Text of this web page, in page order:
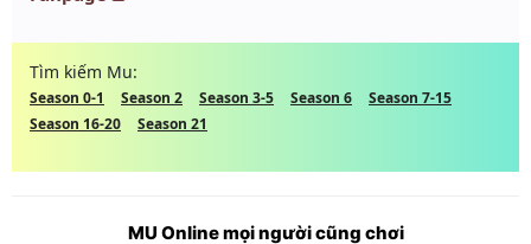
Tìm kiếm Mu:
Season 0-1 Season 2 Season 3-5 Season 6
Season 7-15
Season 16-20
Season 21
MU Online mọi người cũng chơi